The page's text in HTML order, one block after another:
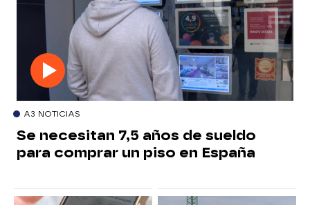
A3 NOTICIAS
Se necesitan 7,5 años de sueldo
para comprar un piso en España